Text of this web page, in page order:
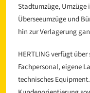
Stadtumzüge, Umzüge
Überseeumzüge und
hin zur Verlagerung
HERTLING verfügt
Fachpersonal, eigene
technisches